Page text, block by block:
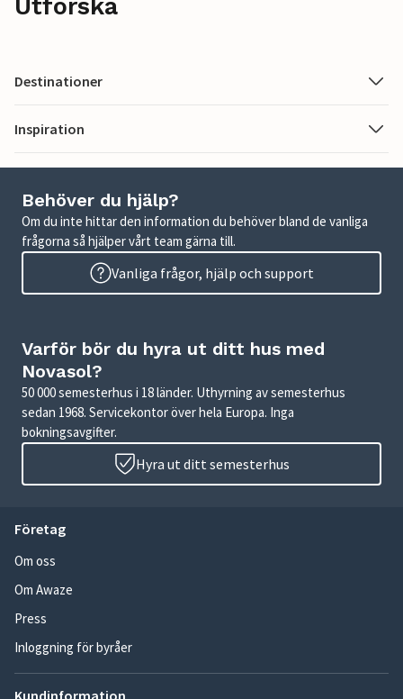
Utforska
Destinationer
Inspiration
Behöver du hjälp?
Om du inte hittar den information du behöver bland de vanliga
frågorna så hjälper vårt team gärna till.
Vanliga frågor, hjälp och support
Varför bör du hyra ut ditt hus med
Novasol?
50 000 semesterhus i 18 länder. Uthyrning av semesterhus
sedan 1968. Servicekontor över hela Europa. Inga
bokningsavgifter.
Hyra ut ditt semesterhus
Företag
Om oss
Om Awaze
Press
Inloggning för byråer